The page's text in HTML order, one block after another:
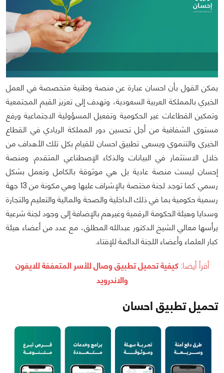
يمكن القول بأن احسان عبارة عن منصة وطنية متخصصة في العمل
الخيري بالمملكة العربية السعودية، وتهدف إلى تعزيز القيم المجتمعية
وتمكين القطاعات غير الحكومية وتفعيل المسؤولية الاجتماعية ورفع
مستوى الشفافية من أجل تحسين دور المملكة الريادي في القطاع
الخيري والتنموي ويسعى تطبيق احسان للقيام بكل تلك الأهداف من
خلال الاستثمار في البيانات والذكاء الإصطناعي المتقدم. ومنصة
إحسان ليست منصة عادية بل هي موثوقة بالكامل وتعمل بشكل
رسمي كما توجد لجنة مختصة بالإشراف عليها وهي مكونة من 13 جهة
رسمية حكومية بما في ذلك الداخلية والصحة والمالية والتعليم والتجارة
وسدايا وهيئة الحكومة الرقمية وغيرهم بالإضافة إلى وجود لجنة شرعية
يرأسها معالي الشيخ الدكتور عبدالله المطلق، مع عدد من أعضاء هيئة
كبار العلماء وأعضاء اللجنة الدائمة للإفتاء.
أقرأ أيضا:كيفية تحميل تطبيق وصال للأسر المتعففة للايفون
والاندرويد
تحميل تطبيق احسان